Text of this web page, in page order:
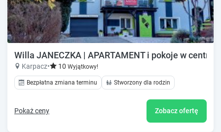
Willa JANECZKA | APARTAMENT i pokoje w centrum
Karpacz• 10 Wyjątkowy!
Bezpłatna zmiana terminu Stworzony dla rodzin
Pokaż ceny Zobacz ofertę